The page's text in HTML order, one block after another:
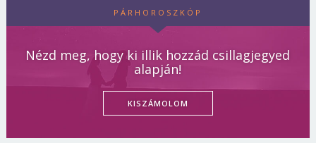
PÁRHOROSZKÓP
Nézd meg, hogy ki illik hozzád csillagjegyed
alapján!
KISZÁMOLOM